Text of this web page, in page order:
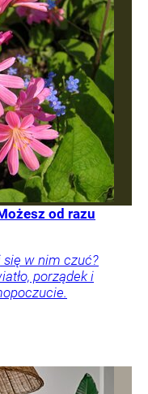
od razu
się w nim czuć?
porządek i